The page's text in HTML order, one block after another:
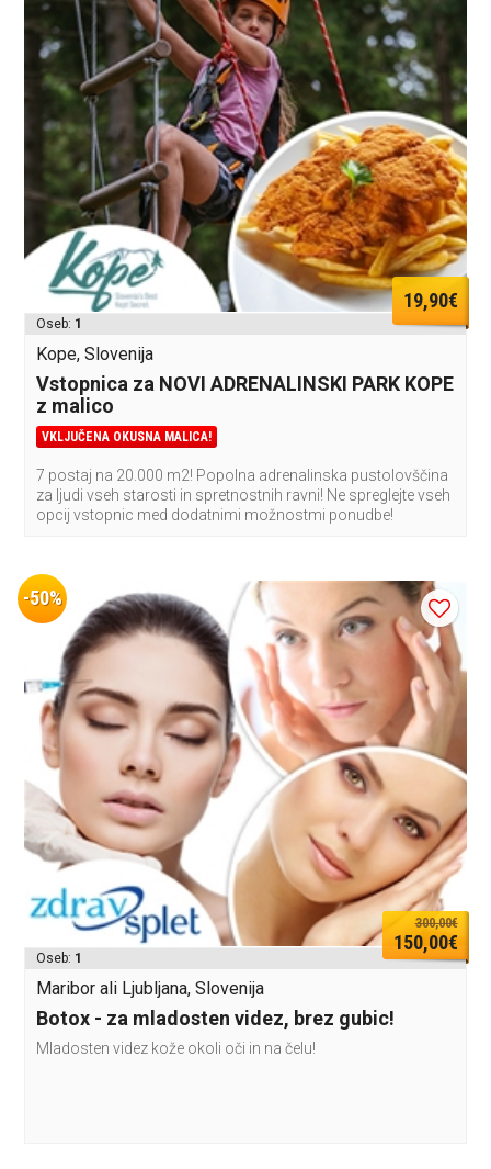
19,90€
Oseb: 1
Kope, Slovenija
Vstopnica za NOVI ADRENALINSKI PARK KOPE
z malico
VKLJUČENA OKUSNA MALICA!
7 postaj na 20.000 m2! Popolna adrenalinska pustolovščina
za ljudi vseh starosti in spretnostnih ravni! Ne spreglejte vseh
opcij vstopnic med dodatnimi možnostmi ponudbe!
-50%
300,00€
150,00€
Oseb: 1
Maribor ali Ljubljana, Slovenija
Botox - za mladosten videz, brez gubic!
Mladosten videz kože okoli oči in na čelu!